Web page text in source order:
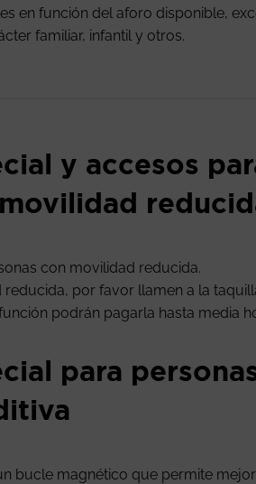
en función del aforo disponible,
familiar, infantil y otros.
y accesos
con movilidad reducida.
por favor llamen a la
podrán pagarla hasta media
para
bucle magnético que permite